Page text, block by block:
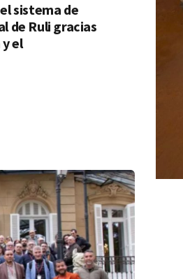
sistema de
de Ruli gracias
el